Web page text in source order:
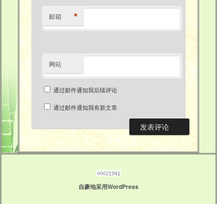
邮箱 *
网站
通过邮件通知我后续评论
通过邮件通知我有新文章
自豪地采用WordPress